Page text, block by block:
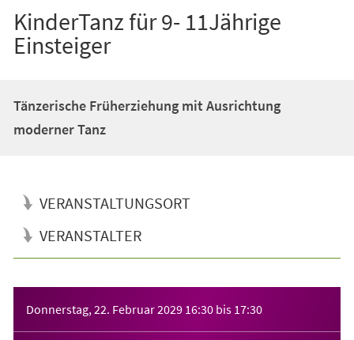
KinderTanz für 9- 11Jährige
Einsteiger
Tänzerische Früherziehung mit Ausrichtung
moderner Tanz
VERANSTALTUNGSORT
VERANSTALTER
Donnerstag, 22. Februar 2029 16:30 bis 17:30